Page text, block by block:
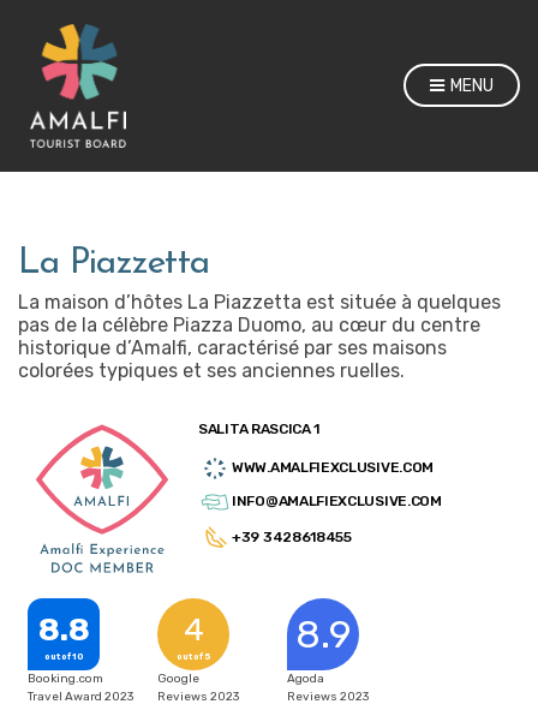
MENU
La Piazzetta
La maison d’hôtes La Piazzetta est située à quelques
pas de la célèbre Piazza Duomo, au cœur du centre
historique d’Amalfi, caractérisé par ses maisons
colorées typiques et ses anciennes ruelles.
SALITA RASCICA 1
WWW.AMALFIEXCLUSIVE.COM
INFO@AMALFIEXCLUSIVE.COM
+39 3428618455
8.8
out of 10
Booking.com
Travel Award 2023
4
out of 5
Google
Reviews 2023
8.9
Agoda
Reviews 2023